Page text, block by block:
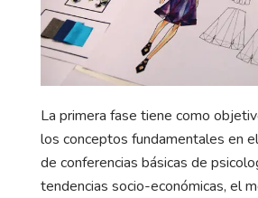
La primera fase tiene como
los conceptos fundamentales en
de conferencias básicas de
tendencias socio-económicas, el